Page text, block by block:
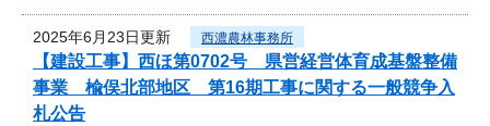
2025年6月23日更新 西濃農林事務所
【建設工事】西ほ第0702号 県営経営体育成基盤整備
事業 楡俣北部地区 第16期工事に関する一般競争入
札公告